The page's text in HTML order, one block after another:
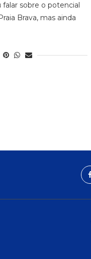
sobre o potencial
Brava, mas ainda